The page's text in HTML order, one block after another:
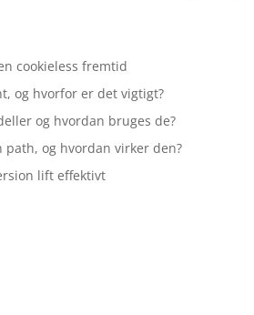
cookieless fremtid
og hvorfor er det vigtigt?
og hvordan bruges de?
path, og hvordan virker den?
lift effektivt